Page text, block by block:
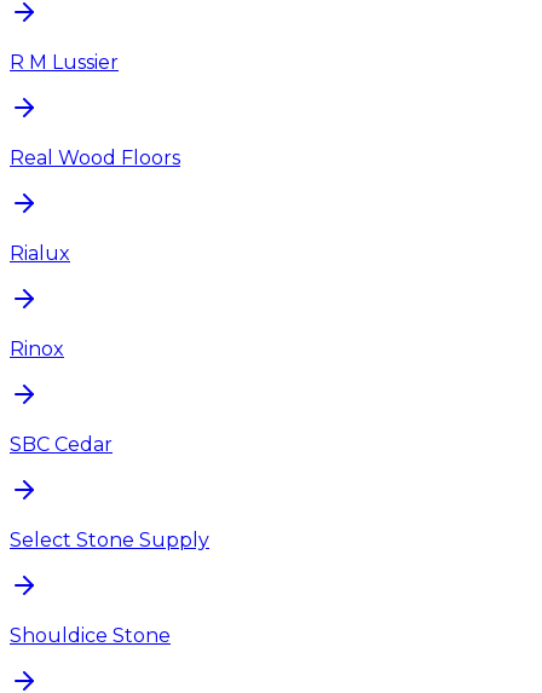
R M Lussier
Real Wood Floors
Rialux
Rinox
SBC Cedar
Select Stone Supply
Shouldice Stone